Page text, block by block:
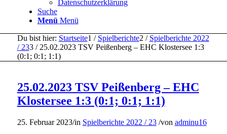
Datenschutzerklärung
Suche
Menü Menü
Du bist hier: Startseite1 / Spielberichte2 / Spielberichte 2022
/ 233 / 25.02.2023 TSV Peißenberg – EHC Klostersee 1:3
(0:1; 0:1; 1:1)
25.02.2023 TSV Peißenberg – EHC
Klostersee 1:3 (0:1; 0:1; 1:1)
25. Februar 2023/in Spielberichte 2022 / 23 /von adminu16